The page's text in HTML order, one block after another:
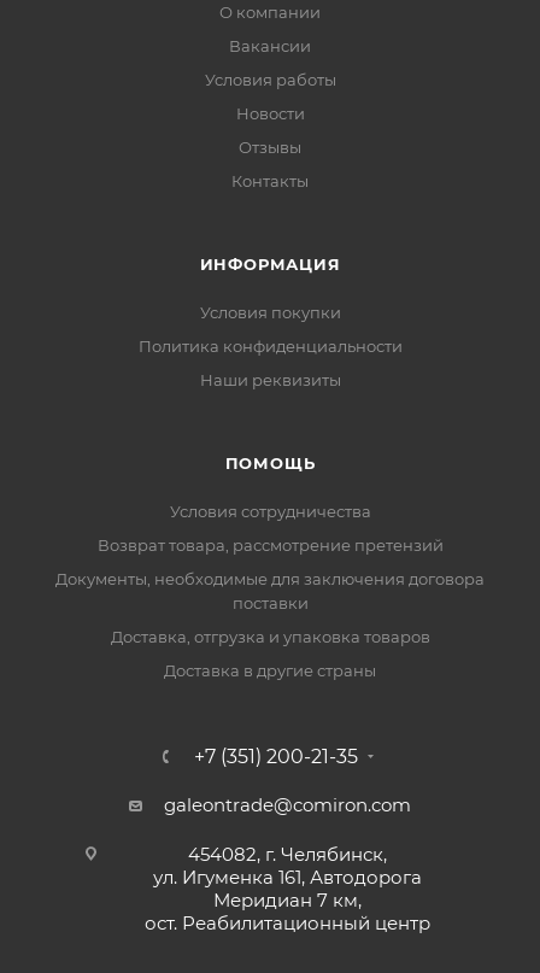
О компании
Вакансии
Условия работы
Новости
Отзывы
Контакты
ИНФОРМАЦИЯ
Условия покупки
Политика конфиденциальности
Наши реквизиты
ПОМОЩЬ
Условия сотрудничества
Возврат товара, рассмотрение претензий
Документы, необходимые для заключения договора
поставки
Доставка, отгрузка и упаковка товаров
Доставка в другие страны
+7 (351) 200-21-35
galeontrade@comiron.com
454082, г. Челябинск,
ул. Игуменка 161, Автодорога
Меридиан 7 км,
ост. Реабилитационный центр